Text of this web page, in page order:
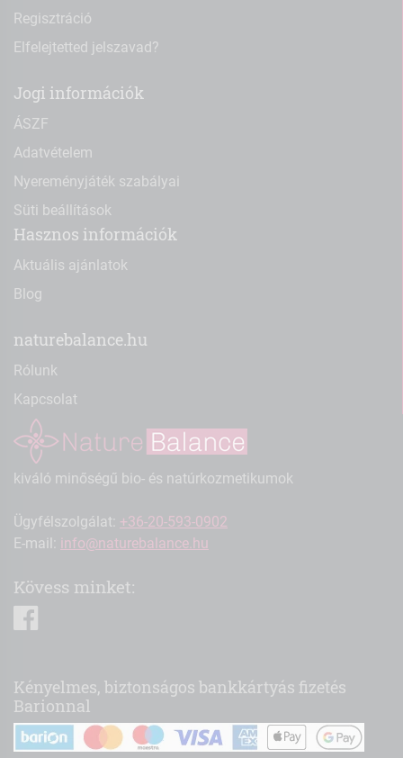
Regisztráció
Elfelejtetted jelszavad?
Jogi információk
ÁSZF
Adatvételem
Nyereményjáték szabályai
Süti beállítások
Hasznos információk
Aktuális ajánlatok
Blog
naturebalance.hu
Rólunk
Kapcsolat
kiváló minőségű bio- és natúrkozmetikumok
Ügyfélszolgálat: +36-20-593-0902
E-mail: info@naturebalance.hu
Kövess minket:
Kényelmes, biztonságos bankkártyás fizetés
Barionnal